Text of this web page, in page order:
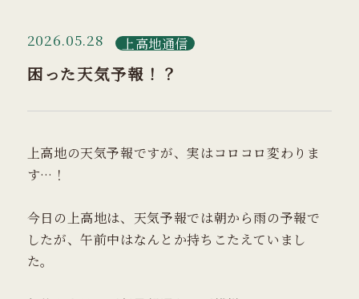
2026.05.28 上高地通信
困った天気予報！？
上高地の天気予報ですが、実はコロコロ変わりま
す…！
今日の上高地は、天気予報では朝から雨の予報で
したが、午前中はなんとか持ちこたえていまし
た。